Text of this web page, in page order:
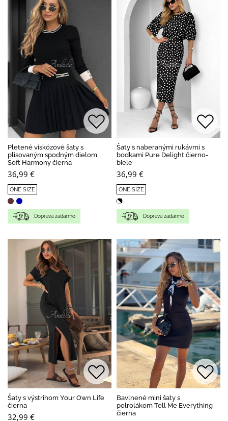
Pletené viskózové šaty s
plisovaným spodným dielom
Soft Harmony čierna
36,99 €
ONE SIZE
Doprava zadarmo
Šaty s naberanými rukávmi s
bodkami Pure Delight čierno-
biele
36,99 €
ONE SIZE
Doprava zadarmo
Šaty s výstrihom Your Own Life
čierna
32,99 €
Bavlnené mini šaty s
polrolákom Tell Me Everything
čierna